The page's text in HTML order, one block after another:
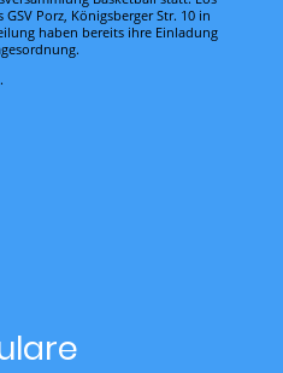
Porz, Königsberger Str. 10 in
haben bereits ihre Einladung